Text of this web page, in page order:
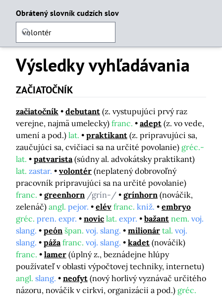
Obrátený slovník cudzích slov
Výsledky vyhľadávania
ZAČIATOČNÍK
začiatočník debutant (z. vystupujúci prvý raz
verejne, najmä umelecky) franc. adept (z. vo vede,
umení a pod.) lat. praktikant (z. pripravujúci sa,
zaučujúci sa, cvičiaci sa na určité povolanie) gréc.-
lat.
patvarista (súdny al. advokátsky praktikant)
lat. zastar. volontér (neplatený dobrovoľný
pracovník pripravujúci sa na určité povolanie)
franc.
greenhorn /grín-/ grínhorn (nováčik,
zelenáč) angl. pejor. elév franc. kniž.
embryo
gréc. pren. expr. novic lat. expr. bažant nem. voj.
slang.
peón špan. voj. slang. milionár tal. voj.
slang.
páža franc. voj. slang. kadet (nováčik)
franc.
lamer (úplný z., beznádejne hlúpy
používateľ v oblasti výpočtovej techniky, internetu)
angl. slang. neofyt (nový horlivý vyznávač určitého
názoru, nováčik v cirkvi, organizácii a pod.) gréc.